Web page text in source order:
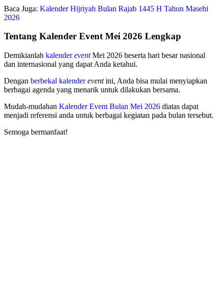
Baca Juga: Kalender Hijriyah Bulan Rajab 1445 H Tahun Masehi
2026
Tentang Kalender Event Mei 2026 Lengkap
Demikianlah kalenderevent Mei 2026 beserta hari besar nasional
dan internasional yang dapat Anda ketahui.
Dengan berbekal kalender eventini, Anda bisa mulai menyiapkan
berbagai agenda yang menarik untuk dilakukan bersama.
Mudah-mudahan Kalender Event Bulan Mei 2026 diatas dapat
menjadi referensi anda untuk berbagai kegiatan pada bulan tersebut.
Semoga bermanfaat!